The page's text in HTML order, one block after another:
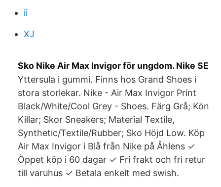
ii
XJ
Sko Nike Air Max Invigor för ungdom. Nike SE
Yttersula i gummi. Finns hos Grand Shoes i
stora storlekar. Nike - Air Max Invigor Print
Black/White/Cool Grey - Shoes. Färg Grå; Kön
Killar; Skor Sneakers; Material Textile,
Synthetic/Textile/Rubber; Sko Höjd Low. Köp
Air Max Invigor i Blå från Nike på Åhlens ✓
Öppet köp i 60 dagar ✓ Fri frakt och fri retur
till varuhus ✓ Betala enkelt med swish.